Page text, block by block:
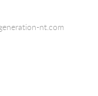
nt.com